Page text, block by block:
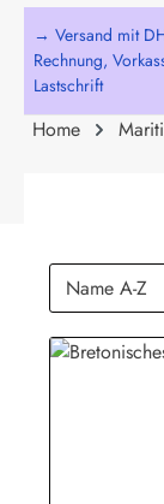
→ Versand
Rechnung,
Lastschrift
Home